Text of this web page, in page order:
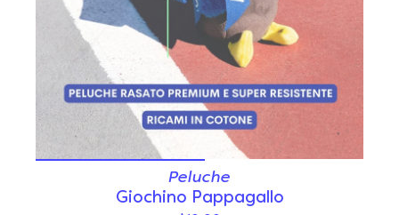
Peluche
Giochino Pappagallo